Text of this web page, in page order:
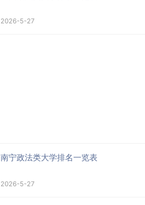
2026-5-27
南宁政法类大学排名一览表
2026-5-27